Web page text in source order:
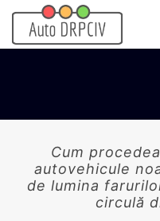
Cum
autovehicule
de lumina
circulă